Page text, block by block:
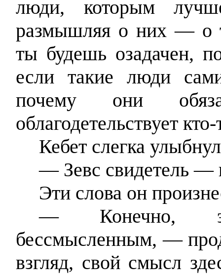
люди, которым
размышляя о них — о
ты будешь озадачен,
если такие люди
почему они
облагодетельствует
Кебет слегка
— Зевс свидетель —
Эти слова он
— Конечно,
бессмысленным, —
взгляд, свой смысл